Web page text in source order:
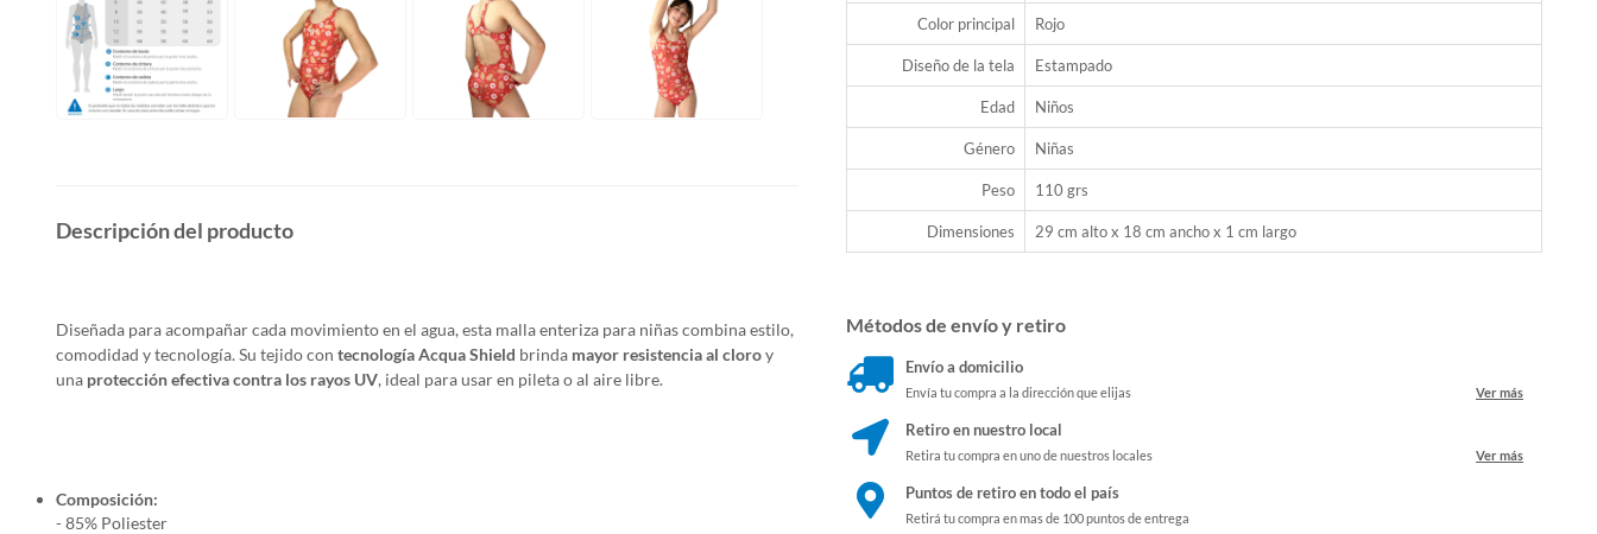
Color principal Rojo
Diseño de la tela Estampado
Edad Niños
Género Niñas
Peso 110 grs
Dimensiones 29 cm alto x 18 cm ancho x 1 cm largo
Métodos de envío y retiro
Envío a domicilio
Envía tu compra a la dirección que elijas Ver más
Retiro en nuestro local
Retira tu compra en uno de nuestros locales Ver más
Puntos de retiro en todo el país
Retirá tu compra en mas de 100 puntos de entrega
Descripción del producto
Diseñada para acompañar cada movimiento en el agua, esta malla enteriza para niñas combina estilo,
comodidad y tecnología. Su tejido con tecnología Acqua Shield brinda mayor resistencia al cloroy
una protección efectiva contra los rayos UV, ideal para usar en pileta o al aire libre.
Composición:
- 85% Poliester